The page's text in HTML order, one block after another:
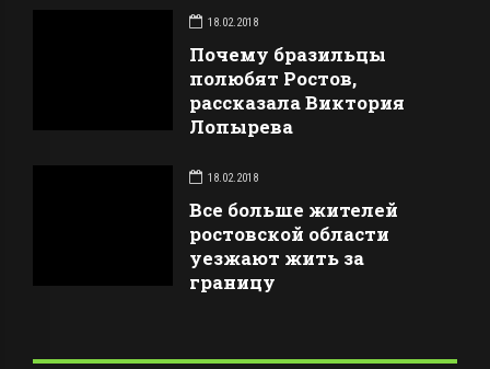
18.02.2018
Почему бразильцы
полюбят Ростов,
рассказала Виктория
Лопырева
18.02.2018
Все больше жителей
ростовской области
уезжают жить за
границу